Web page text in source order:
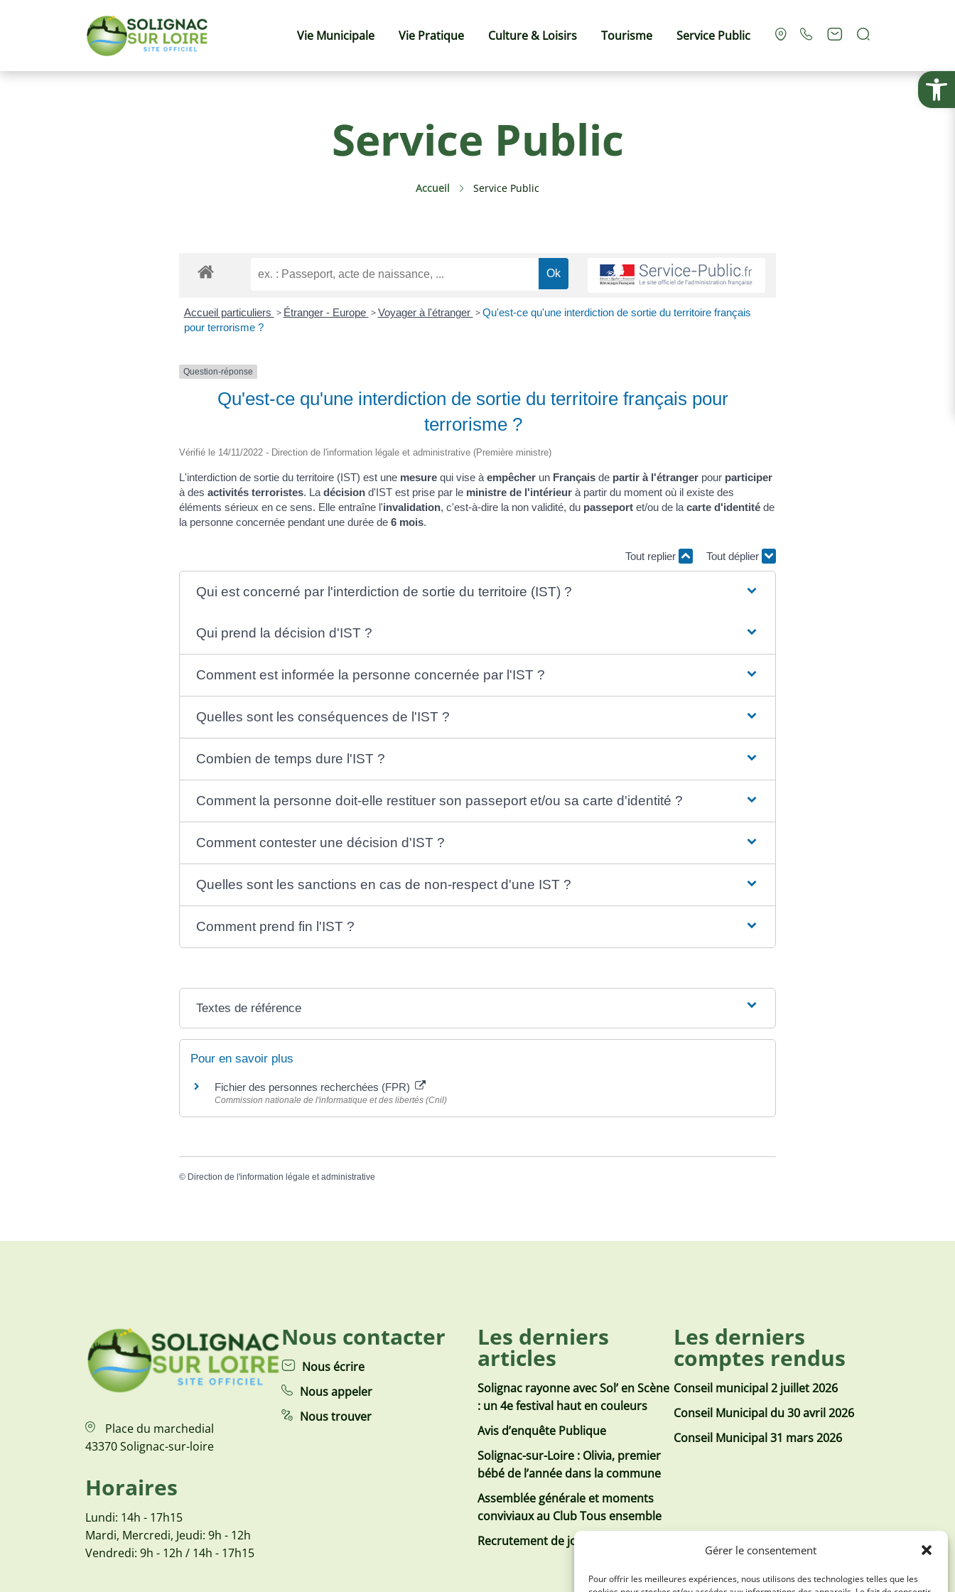
Ouvrir
Gérer le consentement
Pour offrir les meilleures expériences, nous utilisons des technologies telles que les
Vie Municipale Vie Pratique Culture & Loisirs Tourisme Service Public
Service Public
Accueil Service Public
Accueil particuliers > Étranger - Europe > Voyager à l'étranger > Qu'est-ce qu'une interdiction de sortie du territoire français
pour terrorisme ?
Question-réponse
Qu'est-ce qu'une interdiction de sortie du territoire français pour
terrorisme ?
Vérifié le 14/11/2022 - Direction de l'information légale et administrative (Première ministre)
L'interdiction de sortie du territoire (IST) est une mesure qui vise à empêcher un Français de partir à l'étranger pour participer
à des activités terroristes. La décision d'IST est prise par le ministre de l'intérieur à partir du moment où il existe des
éléments sérieux en ce sens. Elle entraîne l'invalidation, c'est-à-dire la non validité, du passeport et/ou de la carte d'identité de
la personne concernée pendant une durée de 6 mois.
Tout replier Tout déplier
Qui est concerné par l'interdiction de sortie du territoire (IST) ?
Qui prend la décision d'IST ?
Comment est informée la personne concernée par l'IST ?
Quelles sont les conséquences de l'IST ?
Combien de temps dure l'IST ?
Comment la personne doit-elle restituer son passeport et/ou sa carte d'identité ?
Comment contester une décision d'IST ?
Quelles sont les sanctions en cas de non-respect d'une IST ?
Comment prend fin l'IST ?
Textes de référence
Pour en savoir plus
Fichier des personnes recherchées (FPR)
Commission nationale de l'informatique et des libertés (Cnil)
© Direction de l'information légale et administrative
Place du marchedial
43370 Solignac-sur-loire
Horaires
Lundi: 14h - 17h15
Mardi, Mercredi, Jeudi: 9h - 12h
Vendredi: 9h - 12h / 14h - 17h15
Nous contacter
Nous écrire
Nous appeler
Nous trouver
Les derniers
articles
Solignac rayonne avec Sol’ en Scène
: un 4e festival haut en couleurs
Avis d’enquête Publique
Solignac-sur-Loire : Olivia, premier
bébé de l’année dans la commune
Assemblée générale et moments
conviviaux au Club Tous ensemble
Recrutement de jobs d’été
Les derniers
comptes rendus
Conseil municipal 2 juillet 2026
Conseil Municipal du 30 avril 2026
Conseil Municipal 31 mars 2026